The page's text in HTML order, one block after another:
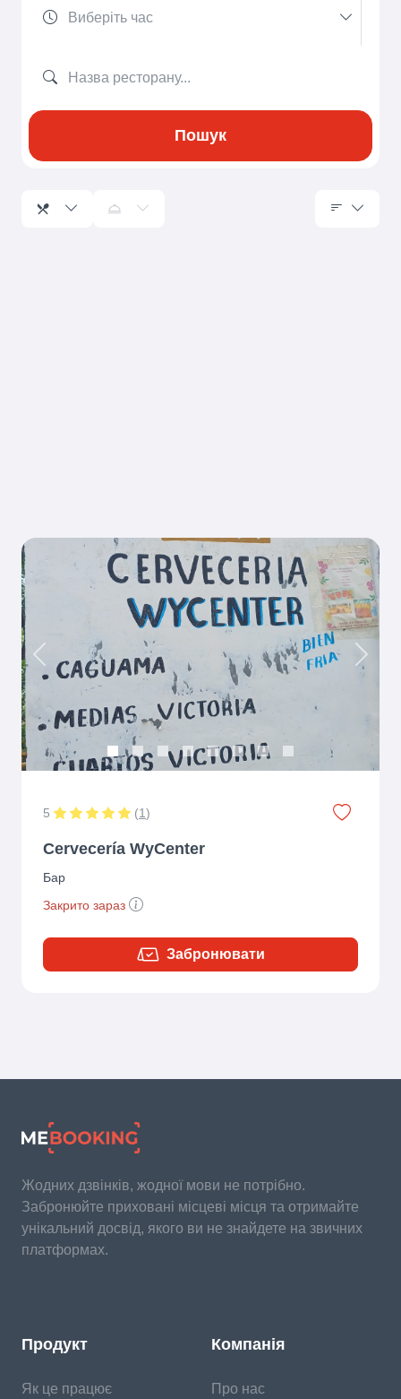
Пошук
Previous Next
5 (1)
Cervecería WyCenter
Бар
Закрито зараз
Забронювати
Жодних дзвінків, жодної мови не потрібно.
Забронюйте приховані місцеві місця та отримайте
унікальний досвід, якого ви не знайдете на звичних
платформах.
Продукт
Як це працює
Компанія
Про нас